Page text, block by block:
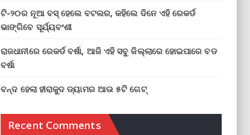
ଟି-୨୦ର ନୂଆ ବସ୍ ହେଲେ ବଟଲର, କହିଲେ ଦିନେ ଏହି ରେକର୍ଡ
ଭାଙ୍ଗିବେ ସୂର୍ଯ୍ୟବଂଶୀ
ରାଜଧାନୀରେ ରେକର୍ଡ ବର୍ଷା, ଆଜି ଏହି ସବୁ ଜିଲ୍ଲାରେ ହୋଇପାରେ ବଡ
ବର୍ଷା
ବନ୍ଦ ହେଲା ହୀରାକୁଦ ଡ୍ୟାମର ଆଉ ୫ଟି ଗେଟ୍
Recent Comments